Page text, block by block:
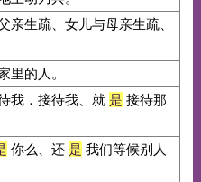
亲生疏、女儿与母亲生疏、
里的人。
我．接待我、就 是 接待那
你么、还 是 我们等候别人